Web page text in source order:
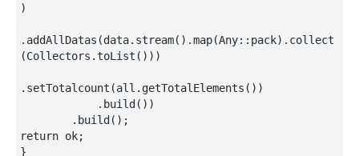
)
.addAllDatas(data.stream().map(Any::pack).collect
(Collectors.toList()))
.setTotalcount(all.getTotalElements())
return ok;